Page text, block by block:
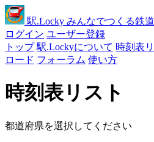
駅.Locky みんなでつくる鉄
ログイン ユーザー登録
トップ 駅.Lockyについて 時刻表
ロード フォーラム 使い方
時刻表リスト
都道府県を選択してください